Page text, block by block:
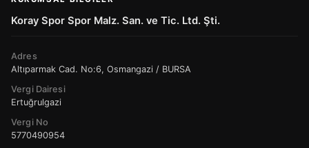
Koray Spor Spor Malz. San. ve Tic. Ltd. Şti.
Adres
Altıparmak Cad. No:6, Osmangazi / BURSA
Vergi Dairesi
Ertuğrulgazi
Vergi No
5770490954